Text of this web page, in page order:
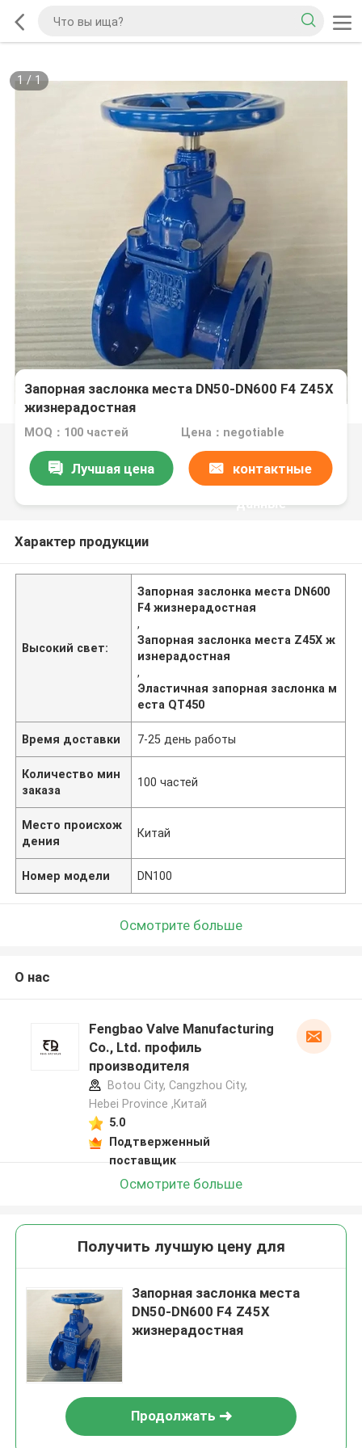
1 / 1
Запорная заслонка места DN50-DN600 F4 Z45X
жизнерадостная
MOQ：100 частей Цена：negotiable
Лучшая цена контактные
данные
Характер продукции
Высокий свет:
Запорная заслонка места DN600
F4 жизнерадостная
,
Запорная заслонка места Z45X ж
изнерадостная
,
Эластичная запорная заслонка м
еста QT450
Время доставки 7-25 день работы
Количество мин
заказа
100 частей
Место происхож
дения
Китай
Номер модели DN100
Осмотрите больше
О нас
Fengbao Valve Manufacturing
Co., Ltd. профиль
производителя
Botou City, Cangzhou City,
Hebei Province ,Китай
5.0
Подтверженный
поставщик
Осмотрите больше
Получить лучшую цену для
Запорная заслонка места
DN50-DN600 F4 Z45X
жизнерадостная
Продолжать